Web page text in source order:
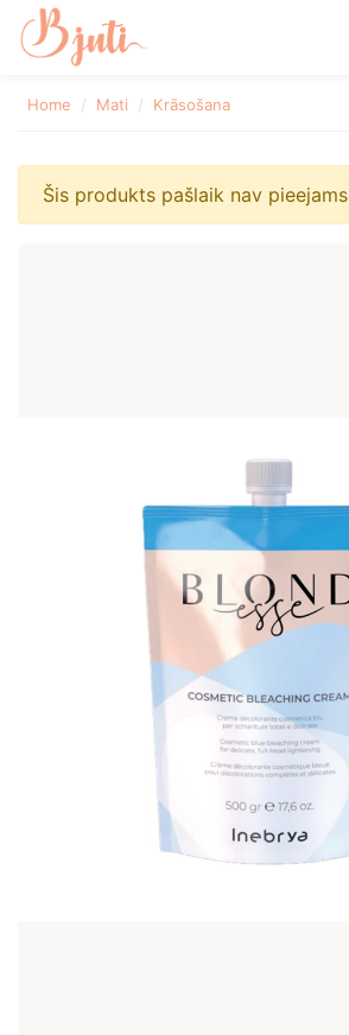
Home Mati Krāsošana
Šis produkts pašlaik nav pieejams